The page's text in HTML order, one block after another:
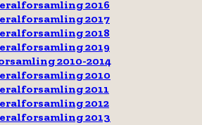
2016
2017
2018
2019
2010-2014
2010
2011
2012
2013